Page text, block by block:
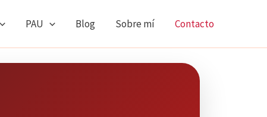
PAU Blog Sobre mí Contacto